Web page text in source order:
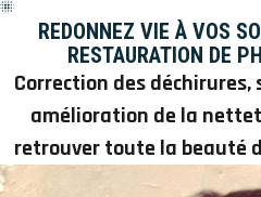
REDONNEZ VIE À VOS
RESTAURATION DE
Correction des déchirures,
amélioration de la
retrouver toute la beauté